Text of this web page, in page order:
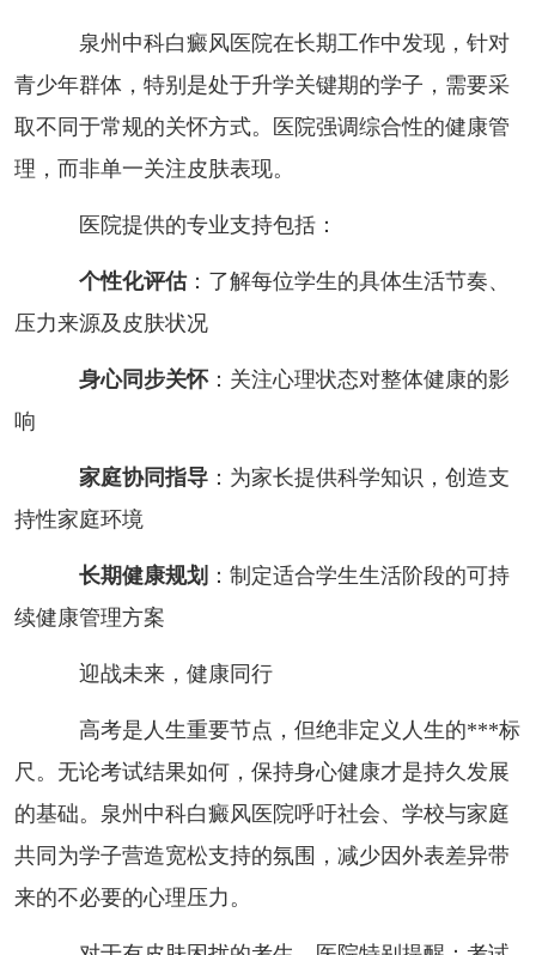
泉州中科白癜风医院在长期工作中发现，针对
青少年群体，特别是处于升学关键期的学子，需要采
取不同于常规的关怀方式。医院强调综合性的健康管
理，而非单一关注皮肤表现。
医院提供的专业支持包括：
个性化评估：了解每位学生的具体生活节奏、
压力来源及皮肤状况
身心同步关怀：关注心理状态对整体健康的影
响
家庭协同指导：为家长提供科学知识，创造支
持性家庭环境
长期健康规划 ：制定适合学生生活阶段的可持
续健康管理方案
迎战未来，健康同行
高考是人生重要节点，但绝非定义人生的***标
尺。无论考试结果如何，保持身心健康才是持久发展
的基础。泉州中科白癜风医院呼吁社会、学校与家庭
共同为学子营造宽松支持的氛围，减少因外表差异带
来的不必要的心理压力。